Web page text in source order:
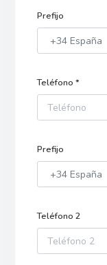
Prefijo
Teléfono *
Prefijo
Teléfono 2